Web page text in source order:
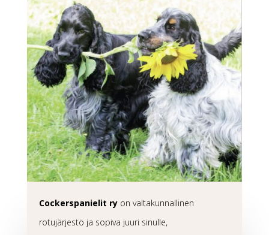
Cockerspanielit ryon valtakunnallinen
rotujärjestö ja sopiva juuri sinulle,